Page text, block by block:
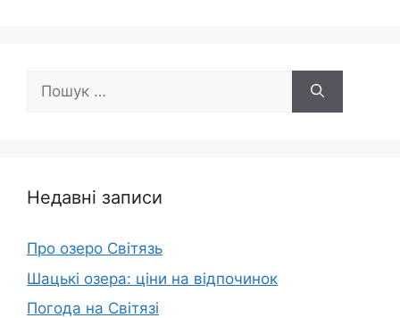
Пошук:
Недавні записи
Про озеро Світязь
Шацькі озера: ціни на відпочинок
Погода на Світязі